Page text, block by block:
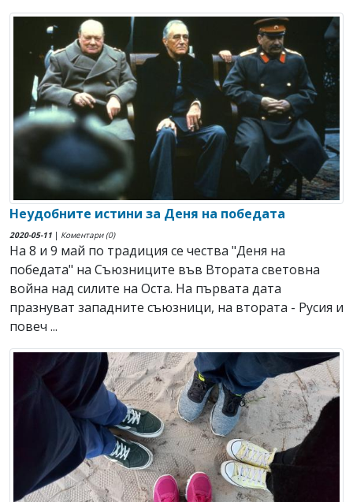
Неудобните истини за Деня на победата
2020-05-11 | Коментари (0)
На 8 и 9 май по традиция се чества "Деня на
победата" на Съюзниците във Втората световна
война над силите на Оста. На първата дата
празнуват западните съюзници, на втората - Русия и
повеч ...